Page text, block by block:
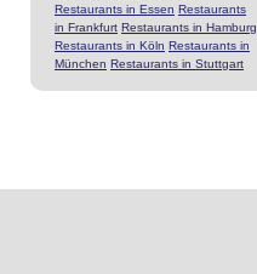
Restaurants in Essen Restaurants
in Frankfurt Restaurants in Hamburg
Restaurants in Köln Restaurants in
München Restaurants in Stuttgart